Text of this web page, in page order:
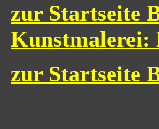
zur Startseite
Kunstmalerei:
zur Startseite